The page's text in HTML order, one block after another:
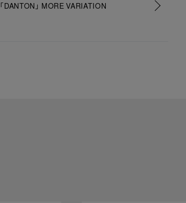
「DANTON」 MORE VARIATION